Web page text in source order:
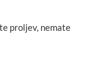
proljev, nemate